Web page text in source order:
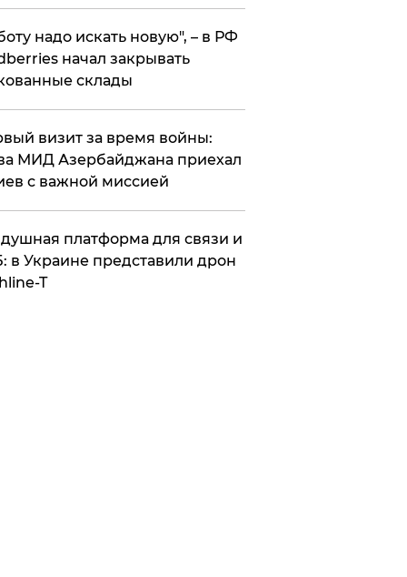
надо искать новую", – в РФ
начал закрывать
склады
визит за время войны:
МИД Азербайджана приехал
с важной миссией
платформа для связи и
в Украине представили дрон
T